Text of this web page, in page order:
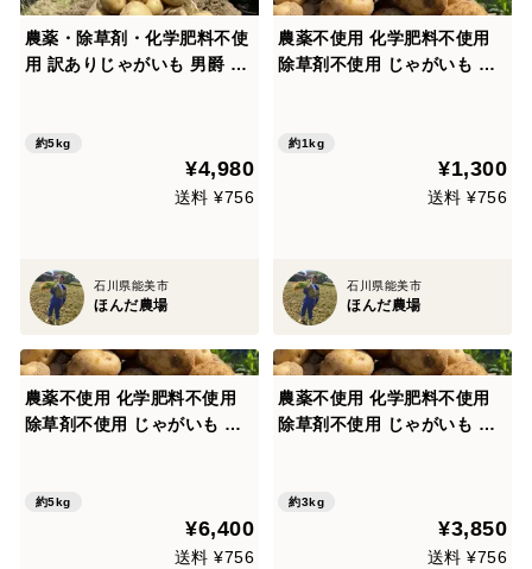
農薬・除草剤・化学肥料不使
用 訳ありじゃがいも 男爵 5k
約5kg
¥4,980
送料 ¥756
石川県能美市
ほんだ農場
農薬不使用 化学肥料不使用
除草剤不使用 じゃがいも キ
約1kg
¥1,300
送料 ¥756
石川県能美市
ほんだ農場
農薬不使用 化学肥料不使用
除草剤不使用 じゃがいも キ
約5kg
¥6,400
送料 ¥756
農薬不使用 化学肥料不使用
除草剤不使用 じゃがいも キ
約3kg
¥3,850
送料 ¥756